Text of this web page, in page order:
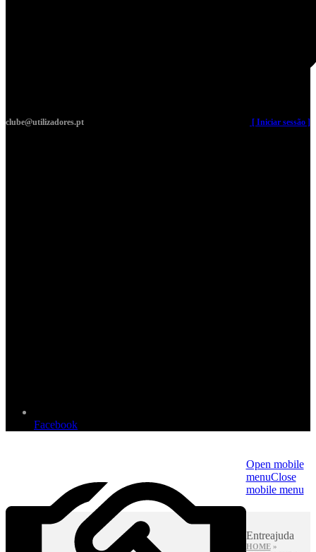
clube@utilizadores.pt [ Iniciar sessão ]
Facebook
Open mobile
menuClose
mobile menu
Entreajuda
HOME»